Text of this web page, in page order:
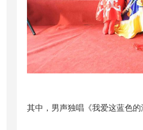
其中，男声独唱《我爱这蓝色